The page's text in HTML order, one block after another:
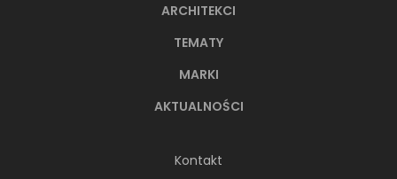
ARCHITEKCI
TEMATY
MARKI
AKTUALNOŚCI
Kontakt